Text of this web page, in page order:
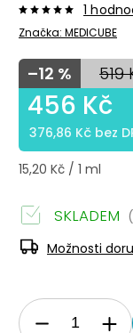
Značka: MEDICUBE
1
519
–12 %
15,20 Kč / 1 ml
456 Kč
376,86 Kč bez
SKLADEM
Možnosti